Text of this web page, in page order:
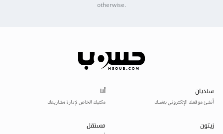
otherwise.